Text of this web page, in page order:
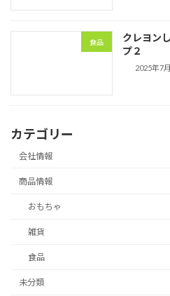
食品
クレヨン
プ２
2025年7
カテゴリー
会社情報
商品情報
おもちゃ
雑貨
食品
未分類